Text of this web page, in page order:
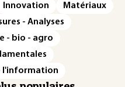
Innovation
Matériaux
- Analyses
- bio - agro
l'information